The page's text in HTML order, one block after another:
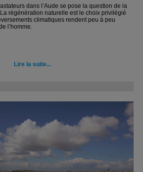
dans l’Aude se pose la question de la
régénération naturelle est le choix privilégié
climatiques rendent peu à peu
l’homme.
Lire la suite...